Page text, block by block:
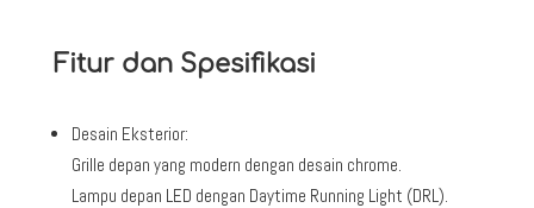
Fitur dan Spesifikasi
Desain Eksterior:
Grille depan yang modern dengan desain chrome.
Lampu depan LED dengan Daytime Running Light (DRL).